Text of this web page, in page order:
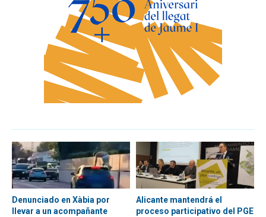
Denunciado en Xàbia por
llevar a un acompañante
Alicante mantendrá el
proceso participativo del PGE